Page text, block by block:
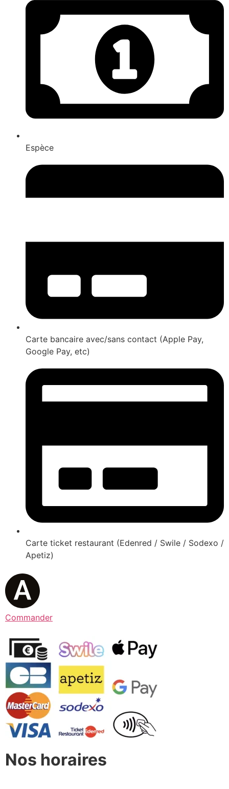
Espèce
Carte bancaire avec/sans contact (Apple Pay,
Google Pay, etc)
Carte ticket restaurant (Edenred / Swile / Sodexo /
Apetiz)
Commander
Nos horaires